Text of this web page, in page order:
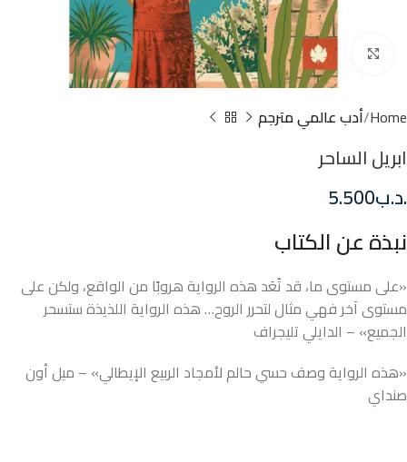
Click to enlarge
Home أدب عالمي مترجم
ابريل الساحر
.د.ب5.500
نبذة عن الكتاب
«على مستوى ما، قد تُعَد هذه الرواية هروبًا من الواقع، ولكن على
مستوى آخر فهي مثال لتحرر الروح… هذه الرواية اللذيذة ستسحر
الجميع» – الدايلي تليجراف
«هذه الرواية وصف حسي حالم لأمجاد الربيع الإيطالي» – ميل أون
صنداي